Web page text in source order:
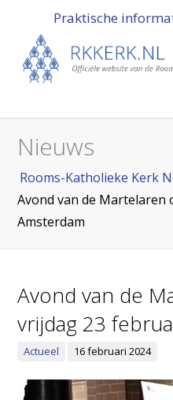
Praktische
Nieuws
Rooms-Katholieke Kerk
Avond van de
Amsterdam
Avond van de
vrijdag 23
Actueel 16 februari 2024